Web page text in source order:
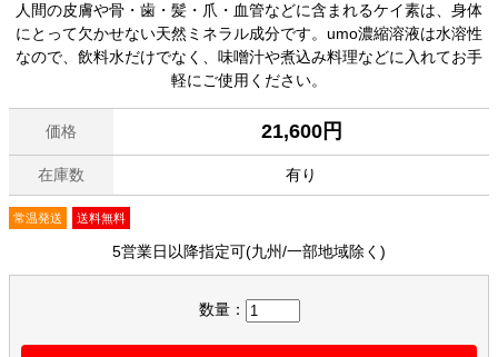
人間の皮膚や骨・歯・髪・爪・血管などに含まれるケイ素は、身体
にとって欠かせない天然ミネラル成分です。umo濃縮溶液は水溶性
なので、飲料水だけでなく、味噌汁や煮込み料理などに入れてお手
軽にご使用ください。
価格 21,600円
在庫数 有り
常温発送 送料無料
5営業日以降指定可(九州/一部地域除く)
数量：